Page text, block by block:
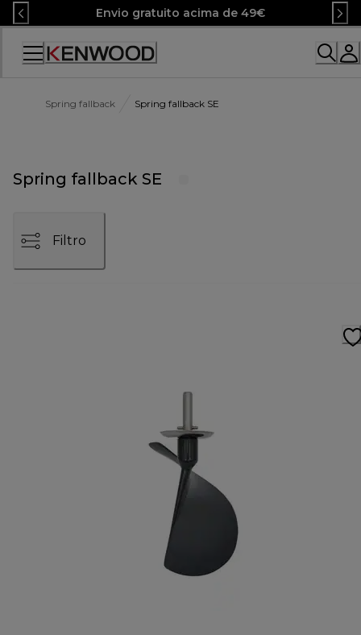
Skip
to
Content
Envio gratuito acima de 49€
Spring fallback Spring fallback SE
Spring fallback SE
Filtro